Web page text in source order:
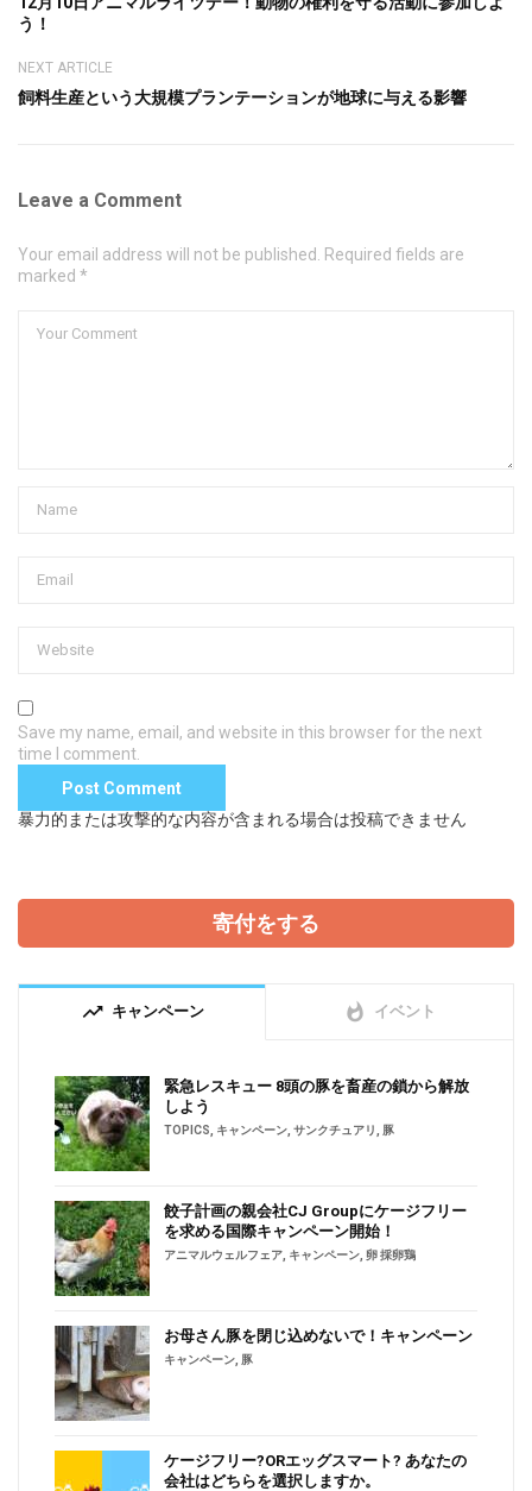
う！
NEXT ARTICLE
飼料生産という大規模プランテーションが地球に与える影響
Leave a Comment
Your email address will not be published. Required fields are
marked *
Save my name, email, and website in this browser for the next
time I comment.
暴力的または攻撃的な内容が含まれる場合は投稿できません
寄付をする
trending_up キャンペーン whatshot イベント
緊急レスキュー 8頭の豚を畜産の鎖から解放
しよう
TOPICS キャンペーン サンクチュアリ 豚
餃子計画の親会社CJ Groupにケージフリー
を求める国際キャンペーン開始！
アニマルウェルフェア キャンペーン 卵 採卵鶏
お母さん豚を閉じ込めないで！キャンペーン
キャンペーン 豚
ケージフリー?ORエッグスマート? あなたの
会社はどちらを選択しますか。